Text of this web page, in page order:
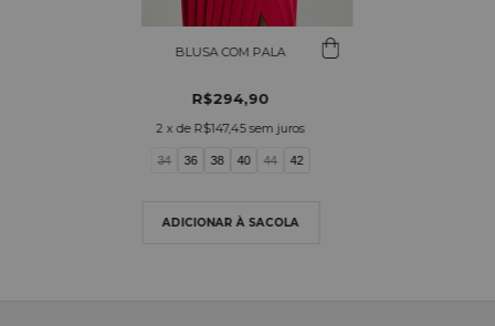
BLUSA COM PALA
R$294,90
2 x de R$147,45 sem juros
34 36 38 40 44 42